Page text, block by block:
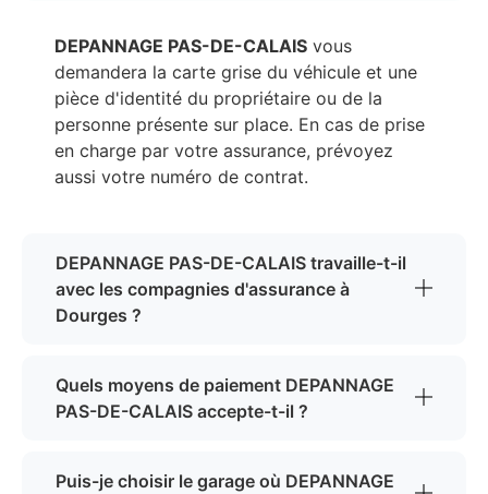
DEPANNAGE PAS-DE-CALAIS vous
demandera la carte grise du véhicule et une
pièce d'identité du propriétaire ou de la
personne présente sur place. En cas de prise
en charge par votre assurance, prévoyez
aussi votre numéro de contrat.
DEPANNAGE PAS-DE-CALAIS travaille-t-il
avec les compagnies d'assurance à
Dourges ?
Quels moyens de paiement DEPANNAGE
PAS-DE-CALAIS accepte-t-il ?
Puis-je choisir le garage où DEPANNAGE